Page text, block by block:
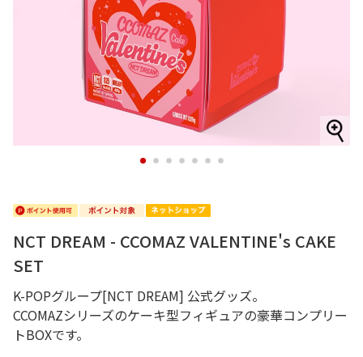
1 2 3 4 5 6 7
NCT DREAM - CCOMAZ VALENTINE's CAKE
SET
K-POPグループ[NCT DREAM] 公式グッズ。
CCOMAZシリーズのケーキ型フィギュアの豪華コンプリー
トBOXです。